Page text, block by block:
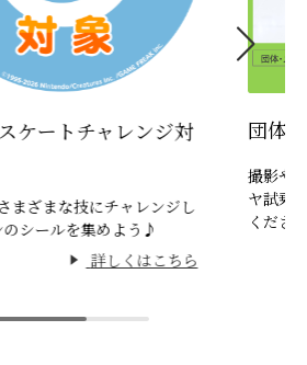
ケートチャレンジ対
まざまな技にチャレンジし
のシールを集めよう♪
詳しくはこちら
団体
撮影や
ヤ試乗
くださ